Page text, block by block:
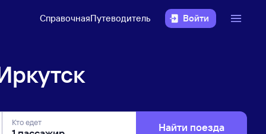
СправочнаяПутеводитель Войти
Кто едет Найти поезда